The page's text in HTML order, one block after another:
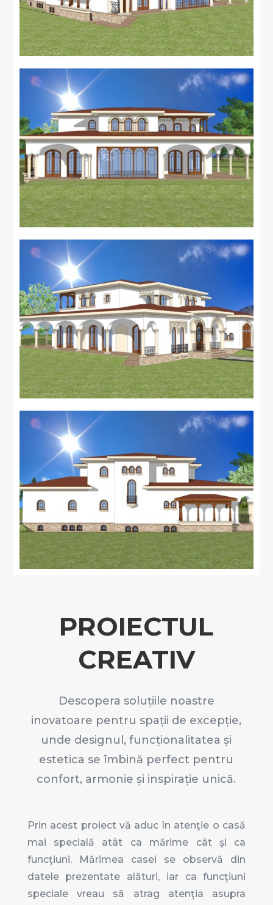
PROIECTUL
CREATIV
Descopera soluțiile noastre
inovatoare pentru spații de excepție,
unde designul, funcționalitatea și
estetica se îmbină perfect pentru
confort, armonie și inspirație unică.
Prin acest proiect vă aduc în atenţie o casă
mai specială atât ca mărime cât şi ca
funcţiuni. Mărimea casei se observă din
datele prezentate alături, iar ca funcţiuni
speciale vreau să atrag atenţia asupra